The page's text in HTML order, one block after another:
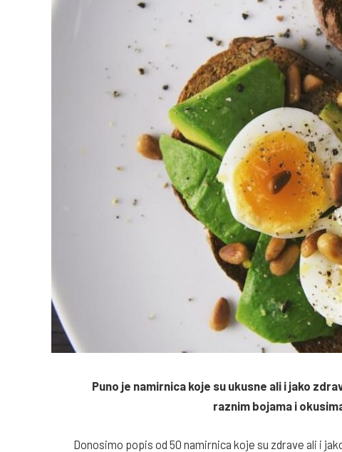
Puno je namirnica koje su ukusne ali i jako
raznim bojama i
Donosimo popis od 50 namirnica koje su zdrave ali i